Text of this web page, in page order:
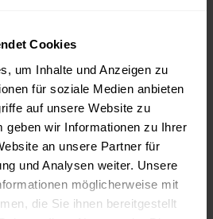
Cookies
um Inhalte und Anzeigen zu
für soziale Medien anbieten
auf unsere Website zu
geben wir Informationen zu Ihrer
an unsere Partner für
und Analysen weiter. Unsere
möglicherweise mit
die Sie ihnen bereitgestellt
& UNVERBINDLICH
beginnt hier
Termin für dich dabei?
direkt bei mir via
des Kalenders? Klickehier
Termin zu buchen.
– Schedule a meeting